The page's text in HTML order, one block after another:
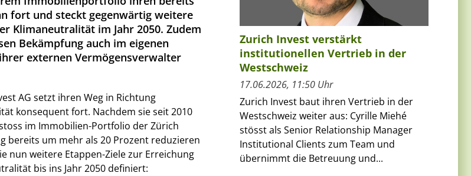
fort und steckt gegenwärtig weitere
Klimaneutralität im Jahr 2050. Zudem
Bekämpfung auch im eigenen
externen Vermögensverwalter
AG setzt ihren Weg in Richtung
konsequent fort. Nachdem sie seit 2010
im Immobilien-Portfolio der Zürich
bereits um mehr als 20 Prozent reduzieren
nun weitere Etappen-Ziele zur Erreichung
bis ins Jahr 2050 definiert:
Zurich Invest verstärkt
institutionellen Vertrieb in der
Westschweiz
17.06.2026, 11:50 Uhr
Zurich Invest baut ihren Vertrieb in der
Westschweiz weiter aus: Cyrille Miehé
stösst als Senior Relationship Manager
Institutional Clients zum Team und
übernimmt die Betreuung und...